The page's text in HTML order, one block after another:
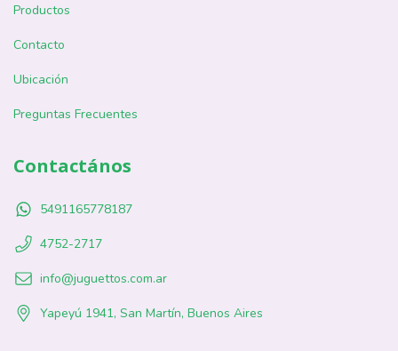
Productos
Contacto
Ubicación
Preguntas Frecuentes
Contactános
5491165778187
4752-2717
info@juguettos.com.ar
Yapeyú 1941, San Martín, Buenos Aires